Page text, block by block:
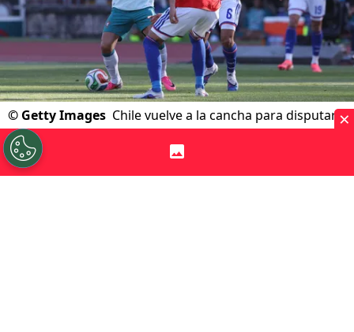
© Getty Images Chile vuelve a la cancha para disputar
un nuevo amistoso.
Por Jp Viluñir Silva
×